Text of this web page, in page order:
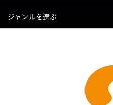
ジャンルを選ぶ